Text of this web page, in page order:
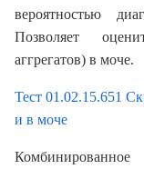
вероятностью
Позволяет
аггрегатов) в моче.
Тест 01.02.15.651
и в моче
Комбинированное